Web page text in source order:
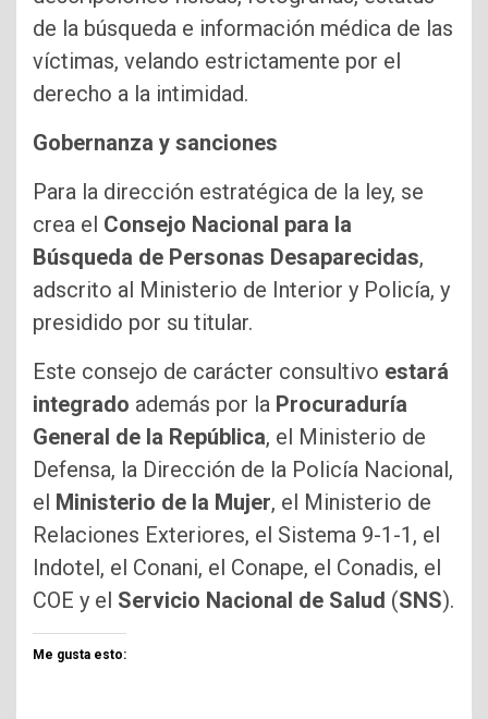
de la búsqueda e información médica de las
víctimas, velando estrictamente por el
derecho a la intimidad.
Gobernanza y sanciones
Para la dirección estratégica de la ley, se
crea el Consejo Nacional para la
Búsqueda de Personas Desaparecidas,
adscrito al Ministerio de Interior y Policía, y
presidido por su titular.
Este consejo de carácter consultivo estará
integrado además por la Procuraduría
General de la República, el Ministerio de
Defensa, la Dirección de la Policía Nacional,
el Ministerio de la Mujer, el Ministerio de
Relaciones Exteriores, el Sistema 9-1-1, el
Indotel, el Conani, el Conape, el Conadis, el
COE y el Servicio Nacional de Salud (SNS).
Me gusta esto: